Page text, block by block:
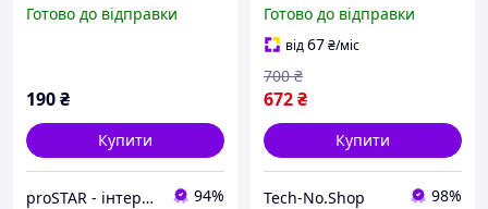
телефону
Готово до відправки
190₴
Купити
proSTAR - інтернет магазин товарів широкого вжитку 94%
тримач для телефону на
присосці, регульований
телескопічний
кронштейн
Готово до відправки
від67₴/міс
672₴
700 ₴
Купити
Tech-No.Shop 98%